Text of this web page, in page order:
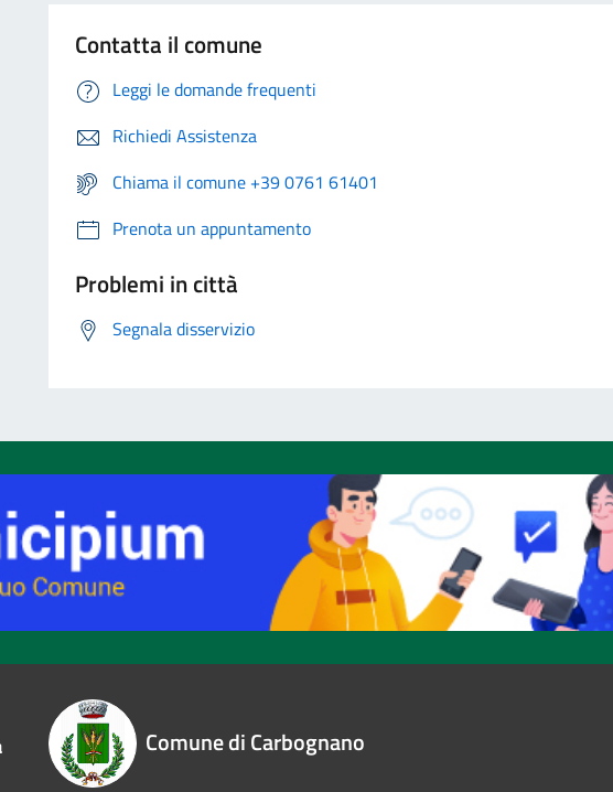
Contatta il comune
Leggi le domande frequenti
Richiedi Assistenza
Chiama il comune +39 0761 61401
Prenota un appuntamento
Problemi in città
Segnala disservizio
Comune di Carbognano